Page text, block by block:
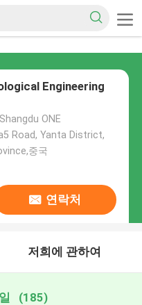
Engineering
ONE
Road, Yanta District,
중국
연락처
저희에 관하여
(185)